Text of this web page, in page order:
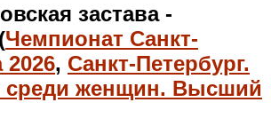
застава -
Чемпионат Санкт-
2026, Санкт-Петербург.
среди женщин. Высший